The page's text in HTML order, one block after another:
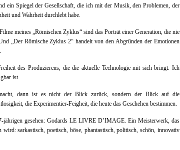
ein Spiegel der Gesellschaft, die ich mit der Musik, den Problemen, der
und Wahrheit durchlebt habe.
meines „Römischen Zyklus“ sind das Porträt einer Generation, die nie
„Der Römische Zyklus 2“ handelt von den Abgründen der Emotionen
des Produzierens, die die aktuelle Technologie mit sich bringt. Ich
ist.
dann ist es nicht der Blick zurück, sondern der Blick auf die
die Experimentier-Feigheit, die heute das Geschehen bestimmen.
jährigen gesehen: Godards LE LIVRE D’IMAGE. Ein Meisterwerk, das
sarkastisch, poetisch, böse, phantastisch, politisch, schön, innovativ